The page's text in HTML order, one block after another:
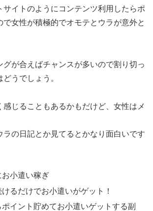
サイトのようにコンテンツ利用したらポ
で女性が積極的でオモテとウラが意外と
グが合えばチャンスが多いので割り切っ
うでしょう。
感じることもあるかもだけど、女性はメ
ラの日記とか見てるとかなり面白いです
小遣い稼ぎ
るだけでお小遣いがゲット！
イント貯めてお小遣いゲットする副